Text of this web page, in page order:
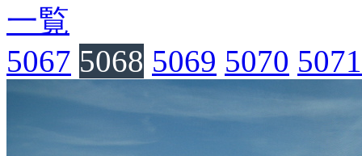
一覧
5067 5068 5069 5070 5071